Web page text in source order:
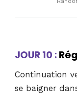
JOUR 10 :
Continuation
se baigner